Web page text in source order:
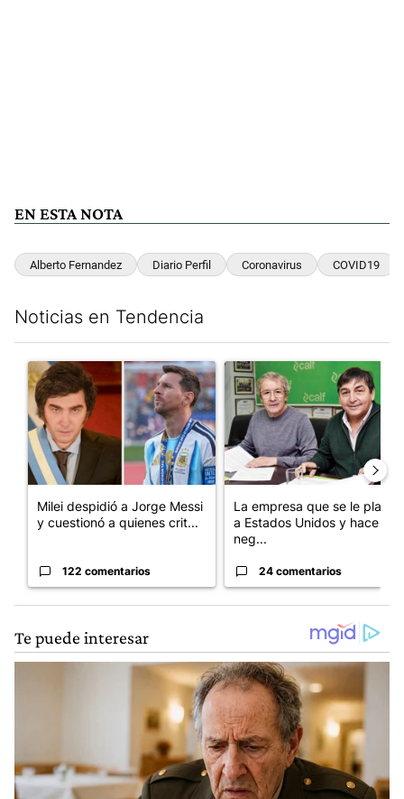
EN ESTA NOTA
Alberto Fernandez Diario Perfil Coronavirus COVID19
Noticias en Tendencia
Un artículo de tendencia con el título "Milei despidió a Jorge
Milei despidió a Jorge Messi
y cuestionó a quienes crit...
122 comentarios
Un artículo de tendencia con
La empresa que se le plantó
a Estados Unidos y hace
neg...
24 comentarios